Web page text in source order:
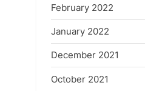
February 2022
January 2022
December 2021
October 2021